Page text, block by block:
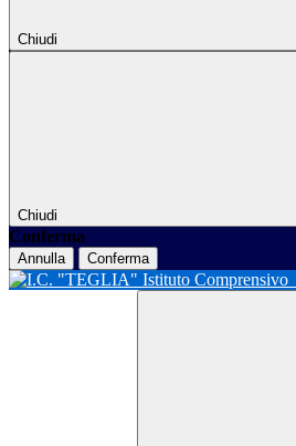
Chiudi
Chiudi
Conferma
Annulla Conferma
Istituto Comprensivo